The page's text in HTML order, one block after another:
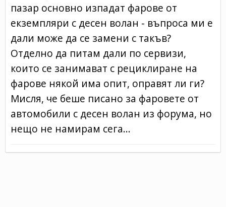
пазар основно изпадат фарове от
екземпляри с десен волан - въпроса ми е
дали може да се замени с такъв?
Отделно да питам дали по сервизи,
които се занимават с рециклиране на
фарове някой има опит, оправят ли ги?
Мисля, че беше писано за фаровете от
автомобили с десен волан из форума, но
нещо не намирам сега...